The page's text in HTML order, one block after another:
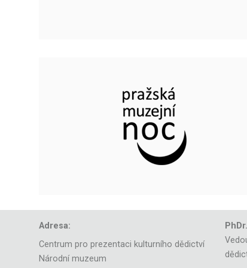
Adresa:
Centrum pro prezentaci kulturního dědictví
Národní muzeum